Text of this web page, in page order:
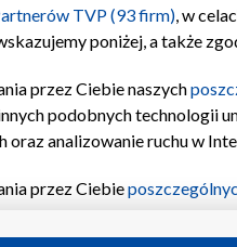
TVP (93 firm), w
poniżej, a także
przez Ciebie naszych
podobnych technologii
analizowanie ruchu w
przez Ciebie
funkcji: przechowywania